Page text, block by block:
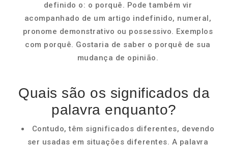
definido o: o porquê. Pode também vir
acompanhado de um artigo indefinido, numeral,
pronome demonstrativo ou possessivo. Exemplos
com porquê. Gostaria de saber o porquê de sua
mudança de opinião.
Quais são os significados da
palavra enquanto?
Contudo, têm significados diferentes, devendo
ser usadas em situações diferentes. A palavra